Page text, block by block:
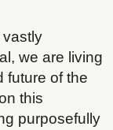
vastly
we are living
future of the
this
purposefully